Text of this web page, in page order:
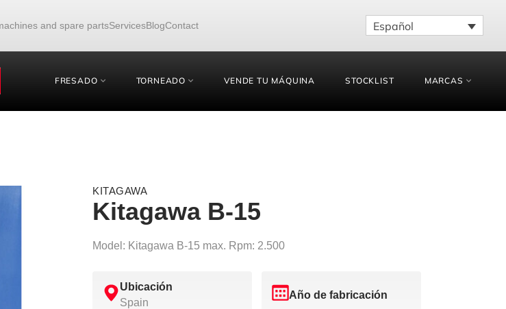
and spare partsServicesBlogContact Español
FRESADO TORNEADO VENDE TU MÁQUINA STOCKLIST MARCAS
KITAGAWA
Kitagawa B-15
Model: Kitagawa B-15 max. Rpm: 2.500
Ubicación
Spain
Año de fabricación